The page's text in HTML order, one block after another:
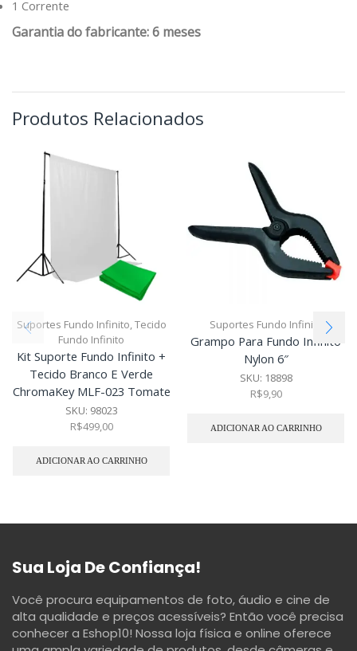
1 Corrente
Garantia do fabricante: 6 meses
Produtos Relacionados
Suportes Fundo Infinito,Tecido
Fundo Infinito
Kit Suporte Fundo Infinito +
Tecido Branco E Verde
ChromaKey MLF-023 Tomate
SKU: 98023
R$499,00
ADICIONAR AO CARRINHO
Suportes Fundo Infinito
Grampo Para Fundo Infinito
Nylon 6″
SKU: 18898
R$9,90
ADICIONAR AO CARRINHO
Sua Loja De Confiança!
Você procura equipamentos de foto, áudio e cine de
alta qualidade e preços acessíveis? Então você precisa
conhecer a Eshop10! Nossa loja física e online oferece